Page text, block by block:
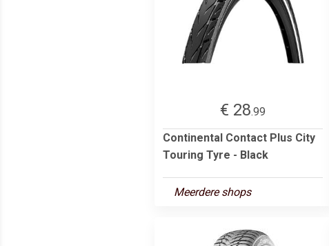
€ 28.99
Continental Contact Plus City
Touring Tyre - Black
Meerdere shops